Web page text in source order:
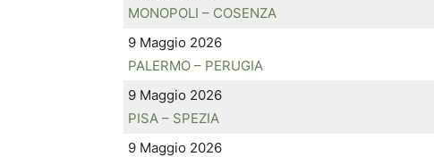
MONOPOLI – COSENZA
9 Maggio 2026
PALERMO – PERUGIA
9 Maggio 2026
PISA – SPEZIA
9 Maggio 2026